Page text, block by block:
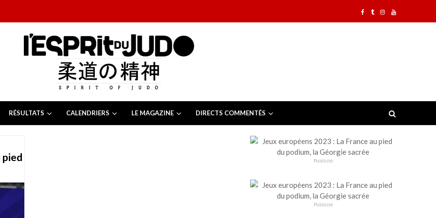
RÉSULTATS CALENDRIERS LE MAGAZINE DIRECTS COMMENTÉS
juillet 2026
13 juillet 2026
2026
pied
Publicité
Publicité